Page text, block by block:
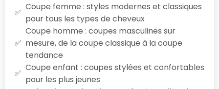
Coupe femme : styles modernes et classiques
pour tous les types de cheveux
Coupe homme : coupes masculines sur
mesure, de la coupe classique à la coupe
tendance
Coupe enfant : coupes stylées et confortables
pour les plus jeunes